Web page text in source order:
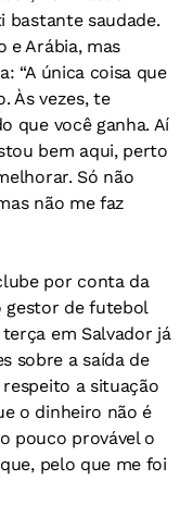
bastante saudade.
e Arábia, mas
“A única coisa que
Às vezes, te
que você ganha. Aí
bem aqui, perto
Só não
não me faz
por conta da
gestor de futebol
em Salvador já
sobre a saída de
a situação
o dinheiro não é
pouco provável o
pelo que me foi